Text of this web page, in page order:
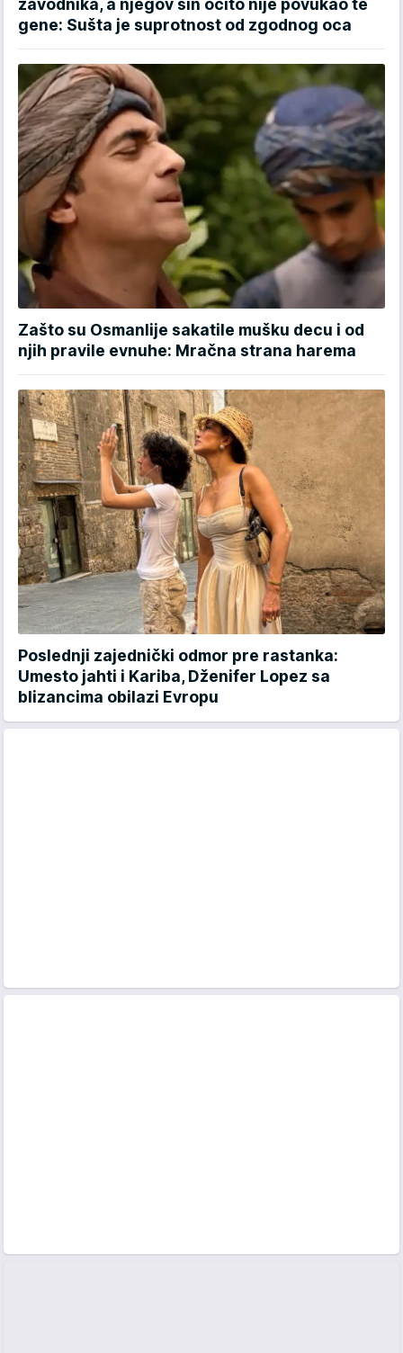
zavodnika, a njegov sin očito nije povukao te
gene: Sušta je suprotnost od zgodnog oca
Zašto su Osmanlije sakatile mušku decu i od
njih pravile evnuhe: Mračna strana harema
Poslednji zajednički odmor pre rastanka:
Umesto jahti i Kariba, Dženifer Lopez sa
blizancima obilazi Evropu